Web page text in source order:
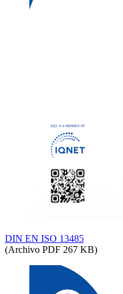
DIN EN ISO 13485
(Archivo PDF 267 KB)